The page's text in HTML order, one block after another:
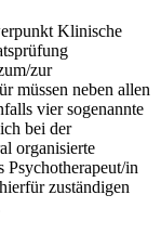
Klinische
zur
müssen neben allen
vier sogenannte
bei der
organisierte
Psychotherapeut/in
zuständigen